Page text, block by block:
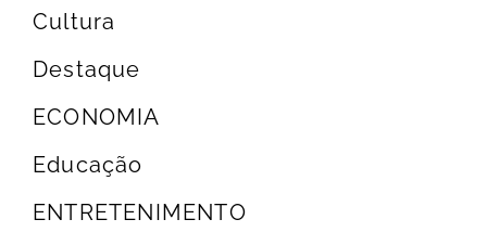
Cultura
Destaque
ECONOMIA
Educação
ENTRETENIMENTO